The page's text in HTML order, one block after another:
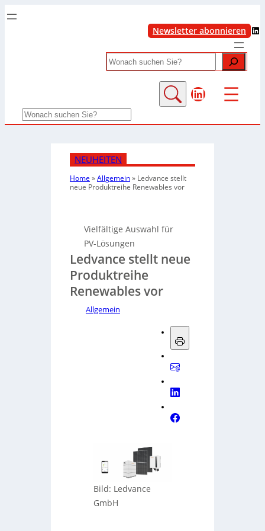
Newsletter abonnieren LinkedIn
Search
LinkedIn
Search
NEUHEITEN
Home »Allgemein» Ledvance stellt
neue Produktreihe Renewables vor
Vielfältige Auswahl für
PV-Lösungen
Ledvance stellt neue
Produktreihe
Renewables vor
Allgemein
Bild: Ledvance
GmbH